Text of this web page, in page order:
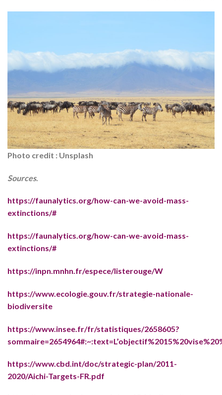
Photo credit : Unsplash
Sources.
https://faunalytics.org/how-can-we-avoid-mass-
extinctions/#
https://faunalytics.org/how-can-we-avoid-mass-
extinctions/#
https://inpn.mnhn.fr/espece/listerouge/W
https://www.ecologie.gouv.fr/strategie-nationale-
biodiversite
https://www.insee.fr/fr/statistiques/2658605?
https://www.cbd.int/doc/strategic-plan/2011-
2020/Aichi-Targets-FR.pdf